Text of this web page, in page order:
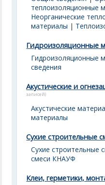
теплоизоляционные
Неорганические
материалы |
Гидроизоляционные
Гидроизоляционные
сведения
Акустические и
записей)
Акустические
материалы
Сухие строительные
Сухие строительные
смеси КНАУФ
Клеи, герметики,